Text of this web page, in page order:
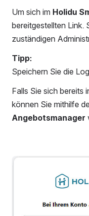
Um sich im Holidu
bereitgestellten Link.
zuständigen
Tipp:
Speichern Sie die
Falls Sie sich bereits
können Sie mithilfe
Angebotsmanager